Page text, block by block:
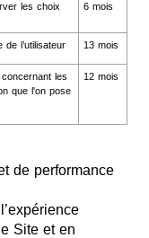
les choix
6 mois
de l’utilisateur 13 mois
les
que l'on pose
12 mois
de performance
Site et en